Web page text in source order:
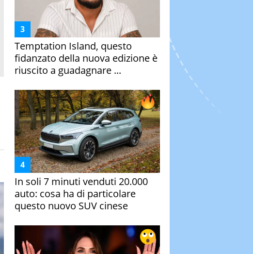
Temptation Island, questo
fidanzato della nuova edizione è
riuscito a guadagnare ...
In soli 7 minuti venduti 20.000
auto: cosa ha di particolare
questo nuovo SUV cinese